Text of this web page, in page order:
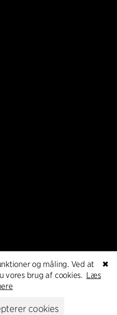
og få de seneste
✖
og måling. Ved at
vores brug af cookies. Læs
cookies